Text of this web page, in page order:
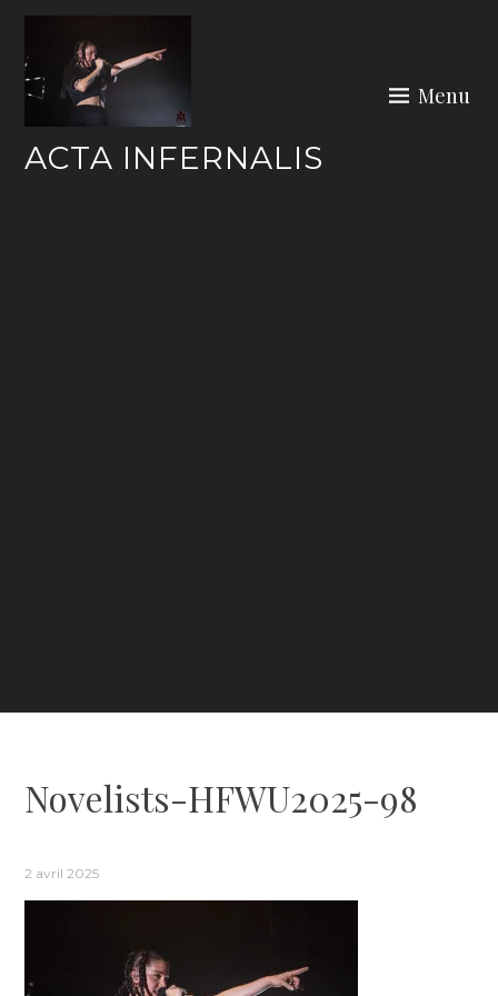
Skip
content
ACTA INFERNALIS
Menu
Novelists-HFWU2025-98
2 avril 2025